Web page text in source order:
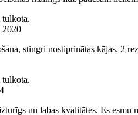
tulkota.
2020
stingri nostiprinātas kājas. 2
tulkota.
un labas kvalitātes. Es